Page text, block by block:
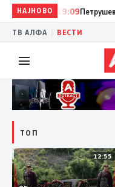
НАЈНОВО19:09
ТВ АЛФА ВЕСТИ
ТОП